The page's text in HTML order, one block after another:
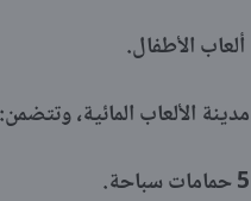
ألعاب الأطفال.
مدينة الألعاب المائية، وتتضمن:
5 حمامات سباحة.